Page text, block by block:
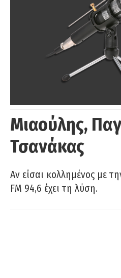
Μιαούλης,
Τσανάκας
Αν είσαι κολλημένος με
FM 94,6 έχει τη λύση.